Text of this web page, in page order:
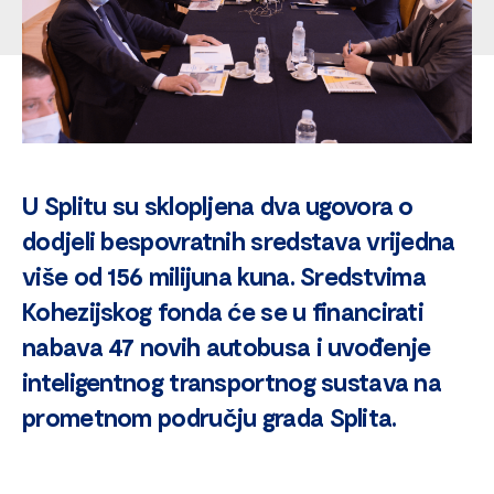
U Splitu su sklopljena dva ugovora o
dodjeli bespovratnih sredstava vrijedna
više od 156 milijuna kuna. Sredstvima
Kohezijskog fonda će se u financirati
nabava 47 novih autobusa i uvođenje
inteligentnog transportnog sustava na
prometnom području grada Splita.